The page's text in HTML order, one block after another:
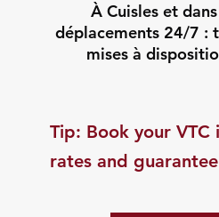
À Cuisles et
déplacements 24/7 :
mises à
​Tip: Book your
rates and